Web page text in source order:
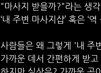
"마사지 받을까?"라는 생
‘내 주변 마사지샵’ 혹은 ‘
사람들은 왜 그렇게 '내 주
가까운 데서 간편하게 받